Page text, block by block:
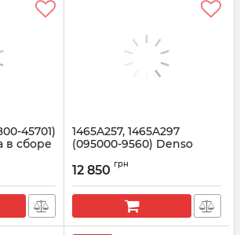
45701)
в сборе
1465A257, 1465A297
(095000-9560) Denso
PAJERO
Артикул: 1465A257
12 850 грн